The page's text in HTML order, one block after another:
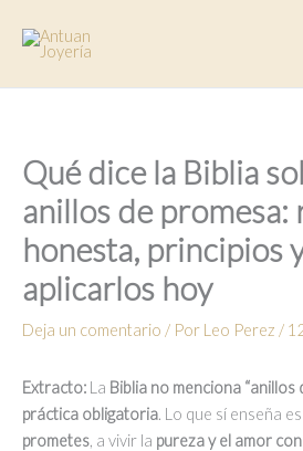
contenido
Qué dice la Biblia
anillos de promesa:
honesta, principios
aplicarlos hoy
Deja un comentario / Por Leo Perez /
Extracto: La Biblia no menciona “anillos
práctica obligatoria. Lo que sí enseña
prometes, a vivir la pureza y el amor